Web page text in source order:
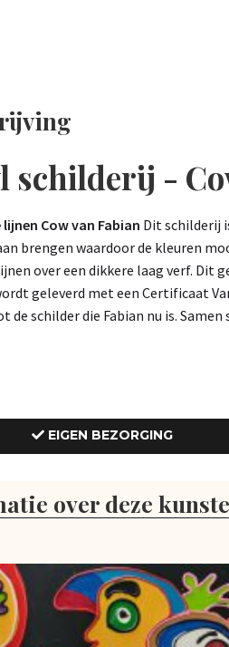
schilderij -
Cow van Fabian Dit schilderij
brengen waardoor de kleuren
over een dikkere laag verf. Dit
geleverd met een Certificaat
de schilder die Fabian nu is.
EIGEN BEZORGING
over deze